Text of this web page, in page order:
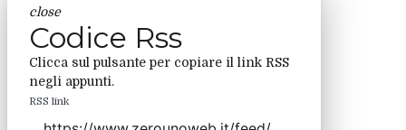
close
Codice Rss
Clicca sul pulsante per copiare il link RSS
negli appunti.
RSS link